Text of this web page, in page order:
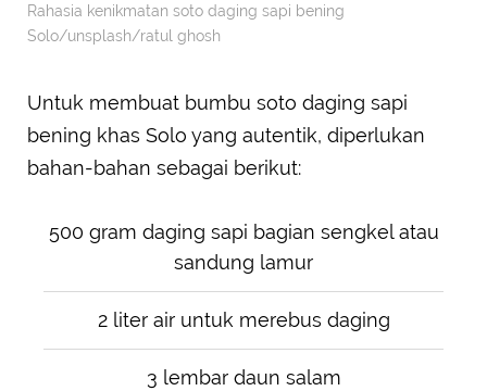
Rahasia kenikmatan soto daging sapi bening
Solo/unsplash/ratul ghosh
Untuk membuat bumbu soto daging sapi
bening khas Solo yang autentik, diperlukan
bahan-bahan sebagai berikut:
500 gram daging sapi bagian sengkel atau
sandung lamur
2 liter air untuk merebus daging
3 lembar daun salam